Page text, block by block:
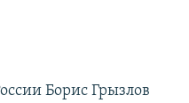
Борис Грызлов